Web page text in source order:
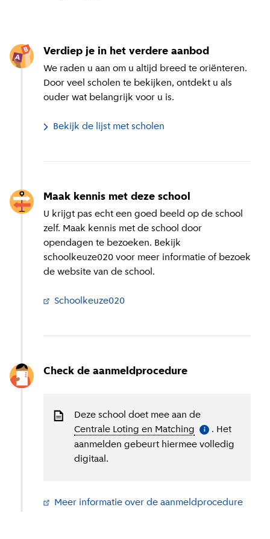
Verdiep je in het verdere aanbod
We raden u aan om u altijd breed te oriënteren.
Door veel scholen te bekijken, ontdekt u als
ouder wat belangrijk voor u is.
Bekijk de lijst met scholen
Maak kennis met deze school
U krijgt pas echt een goed beeld op de school
zelf. Maak kennis met de school door
opendagen te bezoeken. Bekijk
schoolkeuze020 voor meer informatie of bezoek
de website van de school.
Schoolkeuze020
Check de aanmeldprocedure
Deze school doet mee aan de
Centrale Loting en Matching Meer informatie
i
. Het
aanmelden gebeurt hiermee volledig
digitaal.
Meer informatie over de aanmeldprocedure